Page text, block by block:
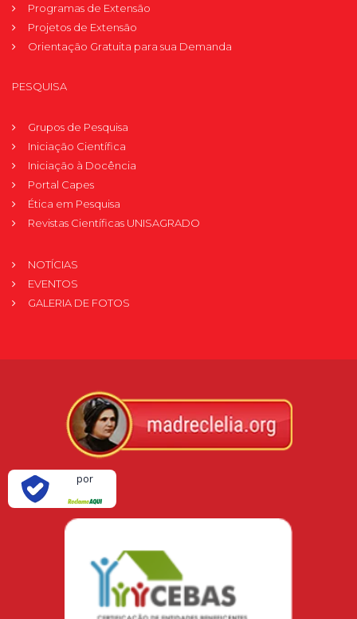
Programas de Extensão
Projetos de Extensão
Orientação Gratuita para sua Demanda
PESQUISA
Grupos de Pesquisa
Iniciação Científica
Iniciação à Docência
Portal Capes
Ética em Pesquisa
Revistas Científicas UNISAGRADO
NOTÍCIAS
EVENTOS
GALERIA DE FOTOS
por